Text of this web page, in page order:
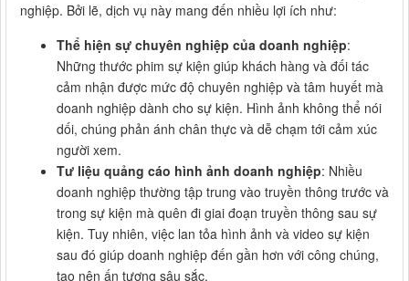
nghiệp. Bởi lẽ, dịch vụ này mang đến nhiều lợi ích như:
Thể hiện sự chuyên nghiệp của doanh nghiệp:
Những thước phim sự kiện giúp khách hàng và đối tác
cảm nhận được mức độ chuyên nghiệp và tâm huyết mà
doanh nghiệp dành cho sự kiện. Hình ảnh không thể nói
dối, chúng phản ánh chân thực và dễ chạm tới cảm xúc
người xem.
Tư liệu quảng cáo hình ảnh doanh nghiệp: Nhiều
doanh nghiệp thường tập trung vào truyền thông trước và
trong sự kiện mà quên đi giai đoạn truyền thông sau sự
kiện. Tuy nhiên, việc lan tỏa hình ảnh và video sự kiện
sau đó giúp doanh nghiệp đến gần hơn với công chúng,
tạo nên ấn tượng sâu sắc.